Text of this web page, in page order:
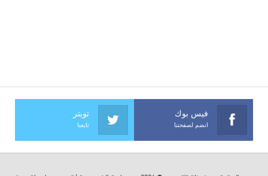
فيس بوك
انضم لصفحتنا
تويتر
تابعنا